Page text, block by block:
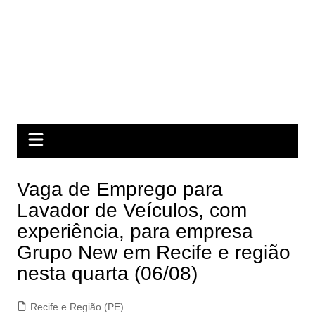
Vaga de Emprego para
Lavador de Veículos, com
experiência, para empresa
Grupo New em Recife e região
nesta quarta (06/08)
Recife e Região (PE)